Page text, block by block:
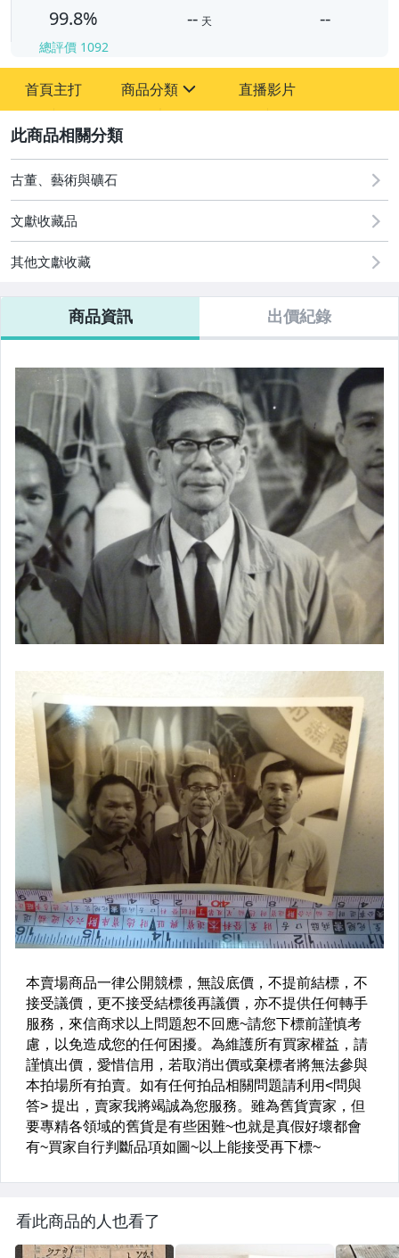
99.8%
總評價 1092
-- 天 --
首頁主打 商品分類
古董、藝術與礦石
玩具、模型與公仔
直播影片
古董、藝術與礦石
文獻收藏品
其他文獻收藏
商品資訊 出價紀錄
看此商品的人也看了